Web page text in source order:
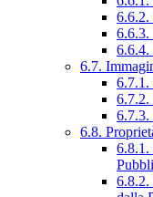
6.6.2.
6.6.3.
6.6.4.
6.7.
6.7.1.
6.7.2.
6.7.3.
6.8.
6.8.1.
6.8.2.